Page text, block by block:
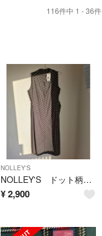
116件中 1 - 36件
NOLLEY'S
NOLLEY'S ドット柄ワンピース
¥2,900